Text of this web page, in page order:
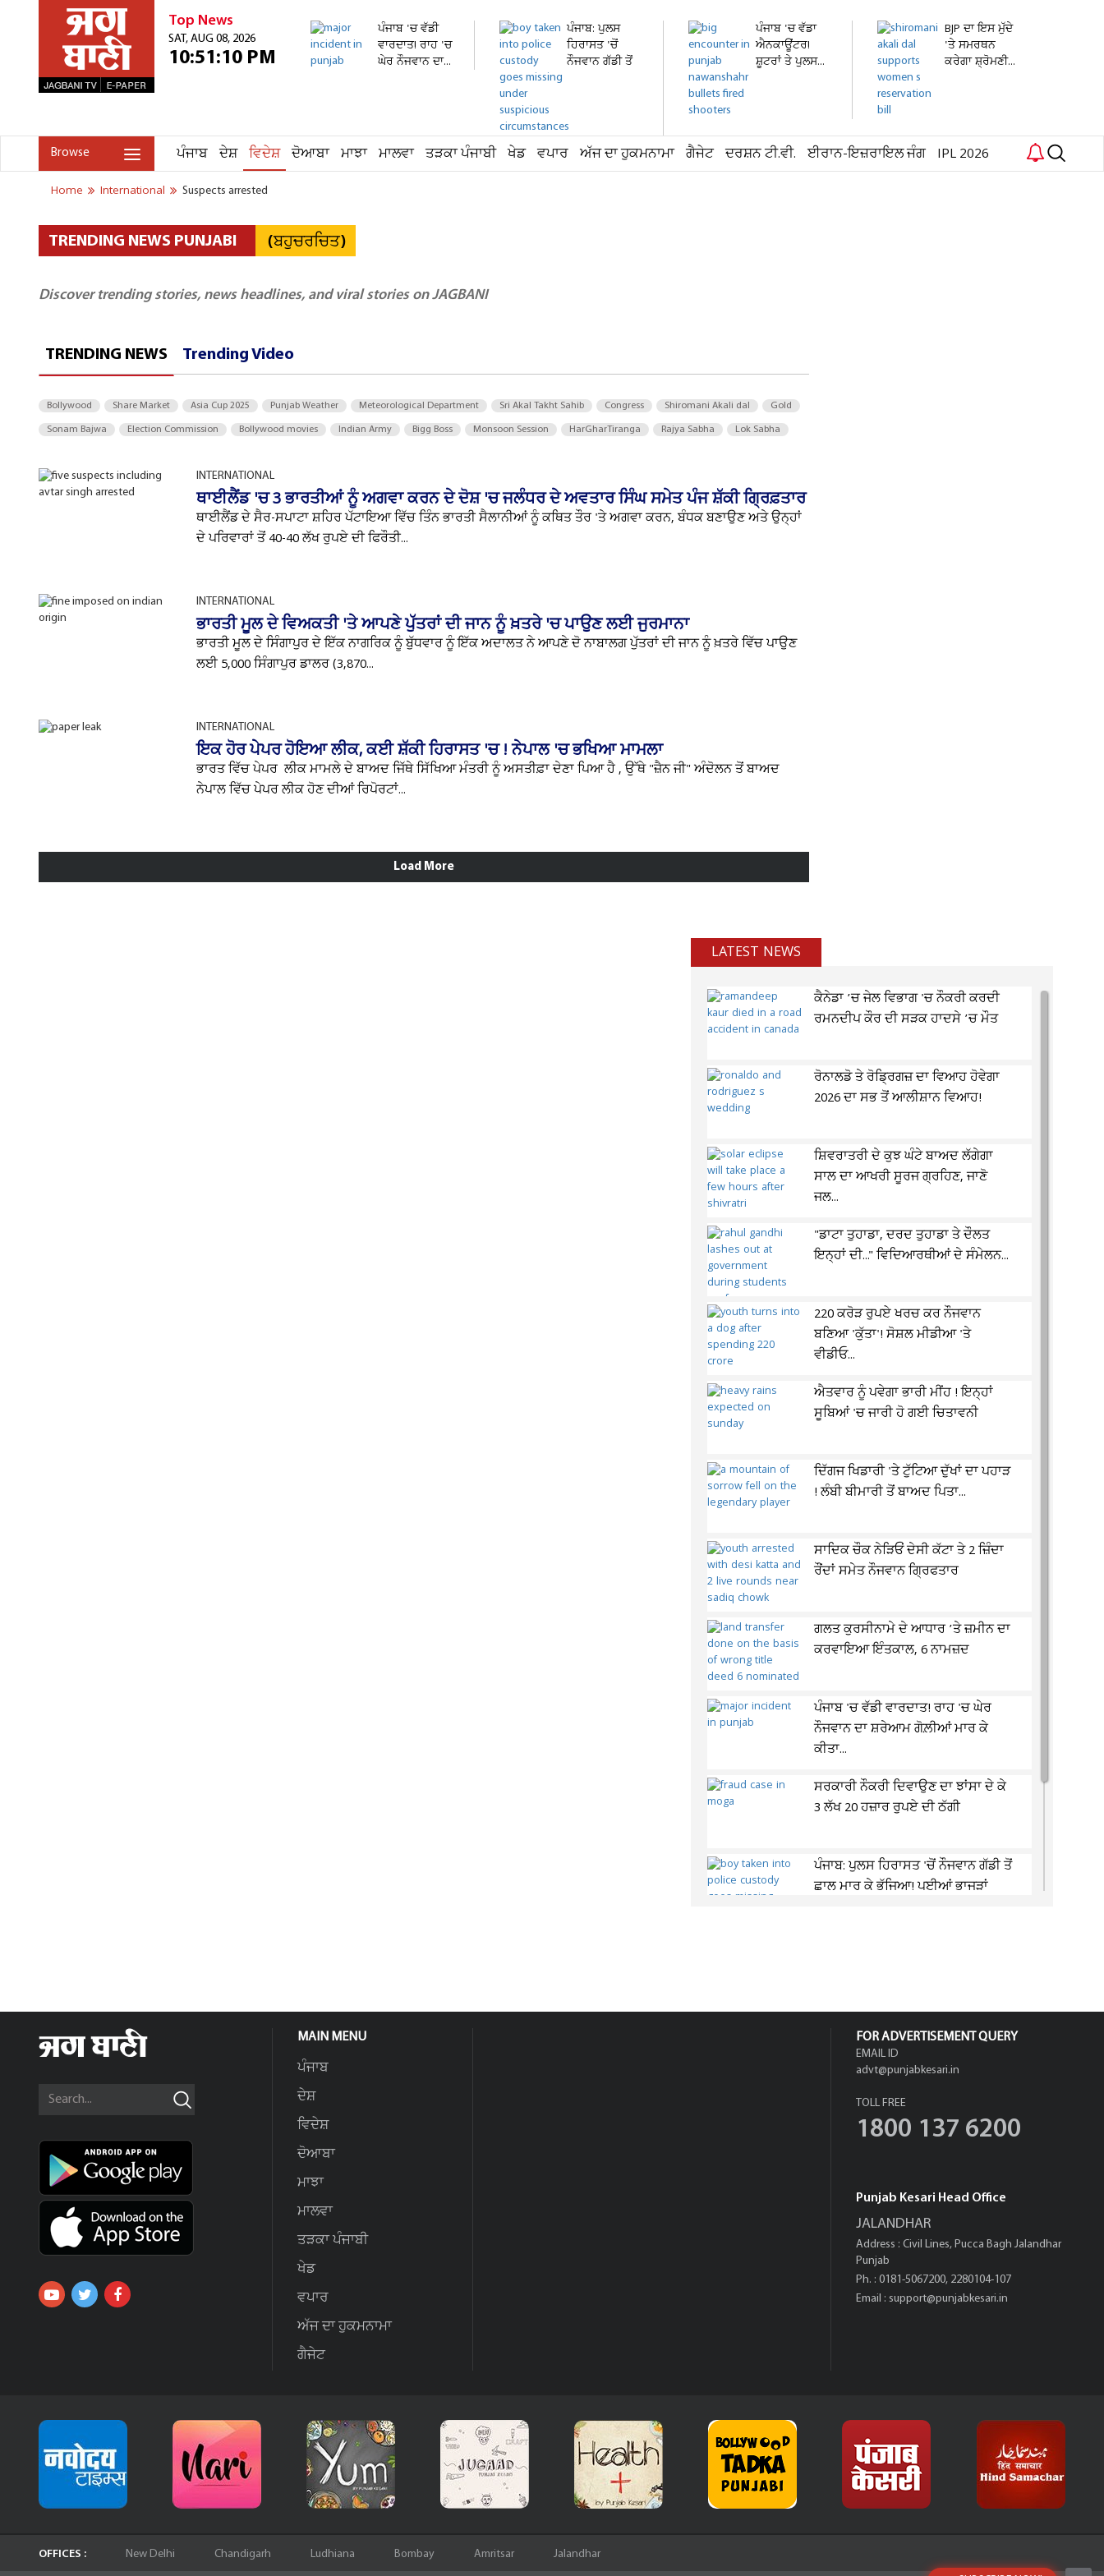
Top News
SAT, AUG 08, 2026
10:51:10 PM
ਪੰਜਾਬ 'ਚ ਵੱਡੀ
ਵਾਰਦਾਤ! ਰਾਹ 'ਚ
ਘੇਰ ਨੌਜਵਾਨ ਦਾ...
ਪੰਜਾਬ: ਪੁਲਸ
ਹਿਰਾਸਤ 'ਚੋਂ
ਨੌਜਵਾਨ ਗੱਡੀ ਤੋਂ
ਪੰਜਾਬ 'ਚ ਵੱਡਾ
ਐਨਕਾਊਂਟਰ!
ਸ਼ੂਟਰਾਂ ਤੇ ਪੁਲਸ...
BJP ਦਾ ਇਸ ਮੁੱਦੇ
'ਤੇ ਸਮਰਥਨ
ਕਰੇਗਾ ਸ਼੍ਰੋਮਣੀ...
Browse ਪੰਜਾਬ ਦੇਸ਼ ਵਿਦੇਸ਼ ਦੋਆਬਾ ਮਾਝਾ ਮਾਲਵਾ ਤੜਕਾ ਪੰਜਾਬੀ ਖੇਡ ਵਪਾਰ ਅੱਜ ਦਾ ਹੁਕਮਨਾਮਾ ਗੈਜੇਟ ਦਰਸ਼ਨ ਟੀ.ਵੀ. ਈਰਾਨ-ਇਜ਼ਰਾਇਲ ਜੰਗ IPL 2026
Home International Suspects arrested
TRENDING NEWS PUNJABI (ਬਹੁਚਰਚਿਤ)
Discover trending stories, news headlines, and viral stories on JAGBANI
TRENDING NEWS Trending Video
Bollywood Share Market Asia Cup 2025 Punjab Weather Meteorological Department Sri Akal Takht Sahib Congress Shiromani Akali dal Gold
Sonam Bajwa Election Commission Bollywood movies Indian Army Bigg Boss Monsoon Session HarGharTiranga Rajya Sabha Lok Sabha
INTERNATIONAL
ਥਾਈਲੈਂਡ 'ਚ 3 ਭਾਰਤੀਆਂ ਨੂੰ ਅਗਵਾ ਕਰਨ ਦੇ ਦੋਸ਼ 'ਚ ਜਲੰਧਰ ਦੇ ਅਵਤਾਰ ਸਿੰਘ ਸਮੇਤ ਪੰਜ ਸ਼ੱਕੀ ਗ੍ਰਿਫ਼ਤਾਰ
ਥਾਈਲੈਂਡ ਦੇ ਸੈਰ-ਸਪਾਟਾ ਸ਼ਹਿਰ ਪੱਟਾਇਆ ਵਿੱਚ ਤਿੰਨ ਭਾਰਤੀ ਸੈਲਾਨੀਆਂ ਨੂੰ ਕਥਿਤ ਤੌਰ 'ਤੇ ਅਗਵਾ ਕਰਨ, ਬੰਧਕ ਬਣਾਉਣ ਅਤੇ ਉਨ੍ਹਾਂ
ਦੇ ਪਰਿਵਾਰਾਂ ਤੋਂ 40-40 ਲੱਖ ਰੁਪਏ ਦੀ ਫਿਰੌਤੀ...
INTERNATIONAL
ਭਾਰਤੀ ਮੂਲ ਦੇ ਵਿਅਕਤੀ 'ਤੇ ਆਪਣੇ ਪੁੱਤਰਾਂ ਦੀ ਜਾਨ ਨੂੰ ਖ਼ਤਰੇ 'ਚ ਪਾਉਣ ਲਈ ਜੁਰਮਾਨਾ
ਭਾਰਤੀ ਮੂਲ ਦੇ ਸਿੰਗਾਪੁਰ ਦੇ ਇੱਕ ਨਾਗਰਿਕ ਨੂੰ ਬੁੱਧਵਾਰ ਨੂੰ ਇੱਕ ਅਦਾਲਤ ਨੇ ਆਪਣੇ ਦੋ ਨਾਬਾਲਗ ਪੁੱਤਰਾਂ ਦੀ ਜਾਨ ਨੂੰ ਖ਼ਤਰੇ ਵਿੱਚ ਪਾਉਣ
ਲਈ 5,000 ਸਿੰਗਾਪੁਰ ਡਾਲਰ (3,870...
INTERNATIONAL
ਇਕ ਹੋਰ ਪੇਪਰ ਹੋਇਆ ਲੀਕ, ਕਈ ਸ਼ੱਕੀ ਹਿਰਾਸਤ 'ਚ ! ਨੇਪਾਲ 'ਚ ਭਖਿਆ ਮਾਮਲਾ
ਭਾਰਤ ਵਿੱਚ ਪੇਪਰ ਲੀਕ ਮਾਮਲੇ ਦੇ ਬਾਅਦ ਜਿੱਥੇ ਸਿੱਖਿਆ ਮੰਤਰੀ ਨੂੰ ਅਸਤੀਫ਼ਾ ਦੇਣਾ ਪਿਆ ਹੈ , ਉੱਥੇ "ਜ਼ੈਨ ਜੀ" ਅੰਦੋਲਨ ਤੋਂ ਬਾਅਦ
ਨੇਪਾਲ ਵਿੱਚ ਪੇਪਰ ਲੀਕ ਹੋਣ ਦੀਆਂ ਰਿਪੋਰਟਾਂ...
Load More
LATEST NEWS
ਕੈਨੇਡਾ ’ਚ ਜੇਲ ਵਿਭਾਗ 'ਚ ਨੌਕਰੀ ਕਰਦੀ
ਰਮਨਦੀਪ ਕੌਰ ਦੀ ਸੜਕ ਹਾਦਸੇ ’ਚ ਮੌਤ
ਰੋਨਾਲਡੋ ਤੇ ਰੋਡ੍ਰਿਗਜ਼ ਦਾ ਵਿਆਹ ਹੋਵੇਗਾ
2026 ਦਾ ਸਭ ਤੋਂ ਆਲੀਸ਼ਾਨ ਵਿਆਹ!
ਸ਼ਿਵਰਾਤਰੀ ਦੇ ਕੁਝ ਘੰਟੇ ਬਾਅਦ ਲੱਗੇਗਾ
ਸਾਲ ਦਾ ਆਖਰੀ ਸੂਰਜ ਗ੍ਰਹਿਣ, ਜਾਣੋ
ਜਲ...
"ਡਾਟਾ ਤੁਹਾਡਾ, ਦਰਦ ਤੁਹਾਡਾ ਤੇ ਦੌਲਤ
ਇਨ੍ਹਾਂ ਦੀ..." ਵਿਦਿਆਰਥੀਆਂ ਦੇ ਸੰਮੇਲਨ...
220 ਕਰੋੜ ਰੁਪਏ ਖਰਚ ਕਰ ਨੌਜਵਾਨ
ਬਣਿਆ 'ਕੁੱਤਾ'! ਸੋਸ਼ਲ ਮੀਡੀਆ 'ਤੇ
ਵੀਡੀਓ...
ਐਤਵਾਰ ਨੂੰ ਪਵੇਗਾ ਭਾਰੀ ਮੀਂਹ ! ਇਨ੍ਹਾਂ
ਸੂਬਿਆਂ 'ਚ ਜਾਰੀ ਹੋ ਗਈ ਚਿਤਾਵਨੀ
ਦਿੱਗਜ ਖਿਡਾਰੀ 'ਤੇ ਟੁੱਟਿਆ ਦੁੱਖਾਂ ਦਾ ਪਹਾੜ
! ਲੰਬੀ ਬੀਮਾਰੀ ਤੋਂ ਬਾਅਦ ਪਿਤਾ...
ਸਾਦਿਕ ਚੌਕ ਨੇੜਿਓਂ ਦੇਸੀ ਕੱਟਾ ਤੇ 2 ਜ਼ਿੰਦਾ
ਰੌਂਦਾਂ ਸਮੇਤ ਨੌਜਵਾਨ ਗ੍ਰਿਫਤਾਰ
ਗਲਤ ਕੁਰਸੀਨਾਮੇ ਦੇ ਆਧਾਰ ’ਤੇ ਜ਼ਮੀਨ ਦਾ
ਕਰਵਾਇਆ ਇੰਤਕਾਲ, 6 ਨਾਮਜ਼ਦ
ਪੰਜਾਬ 'ਚ ਵੱਡੀ ਵਾਰਦਾਤ! ਰਾਹ 'ਚ ਘੇਰ
ਨੌਜਵਾਨ ਦਾ ਸ਼ਰੇਆਮ ਗੋਲ਼ੀਆਂ ਮਾਰ ਕੇ
ਕੀਤਾ...
ਸਰਕਾਰੀ ਨੌਕਰੀ ਦਿਵਾਉਣ ਦਾ ਝਾਂਸਾ ਦੇ ਕੇ
3 ਲੱਖ 20 ਹਜ਼ਾਰ ਰੁਪਏ ਦੀ ਠੱਗੀ
ਪੰਜਾਬ: ਪੁਲਸ ਹਿਰਾਸਤ 'ਚੋਂ ਨੌਜਵਾਨ ਗੱਡੀ ਤੋਂ
ਛਾਲ ਮਾਰ ਕੇ ਭੱਜਿਆ! ਪਈਆਂ ਭਾਜੜਾਂ
MAIN MENU
ਪੰਜਾਬ
ਦੇਸ਼
ਵਿਦੇਸ਼
ਦੋਆਬਾ
ਮਾਝਾ
ਮਾਲਵਾ
ਤੜਕਾ ਪੰਜਾਬੀ
ਖੇਡ
ਵਪਾਰ
ਅੱਜ ਦਾ ਹੁਕਮਨਾਮਾ
ਗੈਜੇਟ
FOR ADVERTISEMENT QUERY
EMAIL ID
advt@punjabkesari.in
TOLL FREE
1800 137 6200
Punjab Kesari Head Office
JALANDHAR
Address : Civil Lines, Pucca Bagh Jalandhar
Punjab
Ph. : 0181-5067200, 2280104-107
Email : support@punjabkesari.in
OFFICES : New Delhi Chandigarh Ludhiana Bombay Amritsar Jalandhar